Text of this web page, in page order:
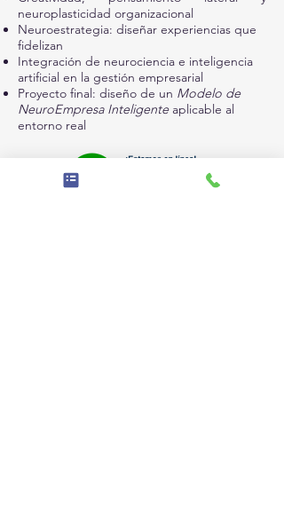
neuroplasticidad organizacional
Neuroestrategia: diseñar experiencias que
fidelizan
Integración de neurociencia e inteligencia
artificial en la gestión empresarial
Proyecto final: diseño de un Modelo de
NeuroEmpresa Inteligenteaplicable al
entorno real